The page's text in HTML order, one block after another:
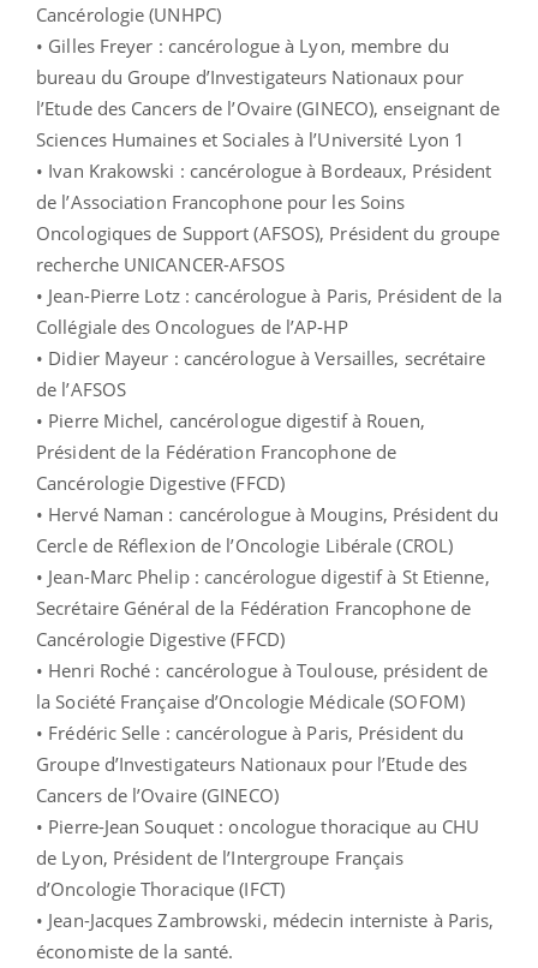
Cancérologie (UNHPC)
• Gilles Freyer : cancérologue à Lyon, membre du
bureau du Groupe d’Investigateurs Nationaux pour
l’Etude des Cancers de l’Ovaire (GINECO), enseignant de
Sciences Humaines et Sociales à l’Université Lyon 1
• Ivan Krakowski : cancérologue à Bordeaux, Président
de l’Association Francophone pour les Soins
Oncologiques de Support (AFSOS), Président du groupe
recherche UNICANCER-AFSOS
• Jean-Pierre Lotz : cancérologue à Paris, Président de la
Collégiale des Oncologues de l’AP-HP
• Didier Mayeur : cancérologue à Versailles, secrétaire
de l’AFSOS
• Pierre Michel, cancérologue digestif à Rouen,
Président de la Fédération Francophone de
Cancérologie Digestive (FFCD)
• Hervé Naman : cancérologue à Mougins, Président du
Cercle de Réflexion de l’Oncologie Libérale (CROL)
• Jean-Marc Phelip : cancérologue digestif à St Etienne,
Secrétaire Général de la Fédération Francophone de
Cancérologie Digestive (FFCD)
• Henri Roché : cancérologue à Toulouse, président de
la Société Française d’Oncologie Médicale (SOFOM)
• Frédéric Selle : cancérologue à Paris, Président du
Groupe d’Investigateurs Nationaux pour l’Etude des
Cancers de l’Ovaire (GINECO)
• Pierre-Jean Souquet : oncologue thoracique au CHU
de Lyon, Président de l’Intergroupe Français
d’Oncologie Thoracique (IFCT)
• Jean-Jacques Zambrowski, médecin interniste à Paris,
économiste de la santé.